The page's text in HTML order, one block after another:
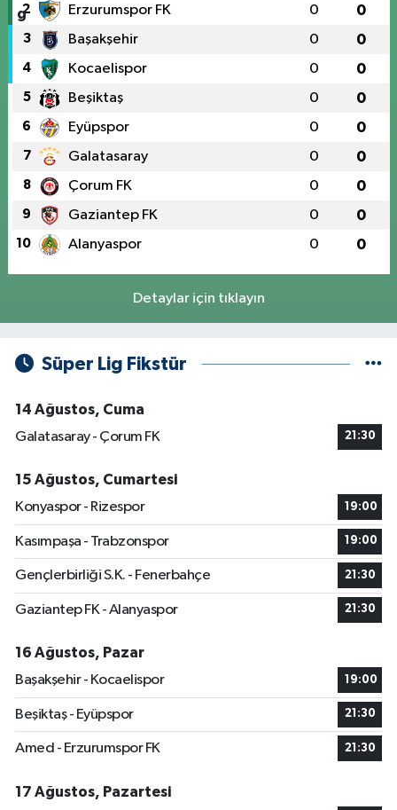
2 Erzurumspor FK 0 0
3 Başakşehir 0 0
4 Kocaelispor 0 0
5 Beşiktaş 0 0
6 Eyüpspor 0 0
7 Galatasaray 0 0
8 Çorum FK 0 0
9 Gaziantep FK 0 0
10 Alanyaspor 0 0
Detaylar için tıklayın
Süper Lig Fikstür
14 Ağustos, Cuma
Galatasaray - Çorum FK
21:30
15 Ağustos, Cumartesi
Konyaspor - Rizespor
19:00
Kasımpaşa - Trabzonspor 19:00
Gençlerbirliği S.K. - Fenerbahçe 21:30
Gaziantep FK - Alanyaspor 21:30
16 Ağustos, Pazar
Başakşehir - Kocaelispor
19:00
Beşiktaş - Eyüpspor 21:30
Amed - Erzurumspor FK 21:30
17 Ağustos, Pazartesi